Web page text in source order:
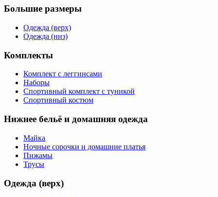
Большие размеры
Одежда (верх)
Одежда (низ)
Комплекты
Комплект с леггинсами
Наборы
Спортивный комплект с туникой
Спортивный костюм
Нижнее бельё и домашняя одежда
Майка
Ночные сорочки и домашние платья
Пижамы
Трусы
Одежда (верх)